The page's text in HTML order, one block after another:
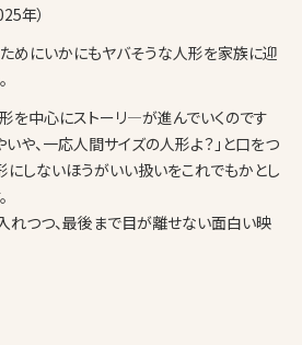
年）
めにいかにもヤバそうな人形を家族に迎
を中心にストーリ―が進んでいくのです
いや、一応人間サイズの人形よ？」と口をつ
にしないほうがいい扱いをこれでもかとし
れつつ、最後まで目が離せない面白い映